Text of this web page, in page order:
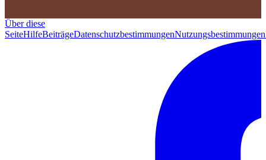
Über diese
SeiteHilfeBeiträgeDatenschutzbestimmungenNutzungsbestimmungen